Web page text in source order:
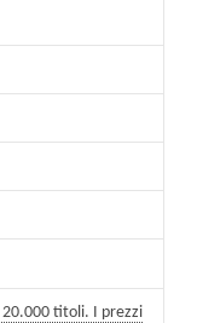
titoli. I prezzi